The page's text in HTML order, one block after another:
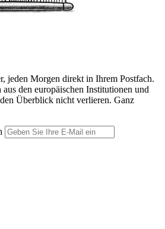
jeden Morgen direkt in Ihrem Postfach.
den europäischen Institutionen und
Überblick nicht verlieren. Ganz